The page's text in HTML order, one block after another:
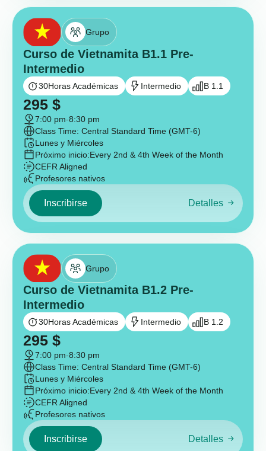
Grupo
Curso de Vietnamita B1.1 Pre-
Intermedio
30Horas Académicas Intermedio B 1.1
295 $
7:00 pm-8:30 pm
Class Time: Central Standard Time (GMT-6)
Lunes y Miércoles
Próximo inicio:Every 2nd & 4th Week of the Month
CEFR Aligned
Profesores nativos
Inscribirse Detalles
Grupo
Curso de Vietnamita B1.2 Pre-
Intermedio
30Horas Académicas Intermedio B 1.2
295 $
7:00 pm-8:30 pm
Class Time: Central Standard Time (GMT-6)
Lunes y Miércoles
Próximo inicio:Every 2nd & 4th Week of the Month
CEFR Aligned
Profesores nativos
Inscribirse Detalles